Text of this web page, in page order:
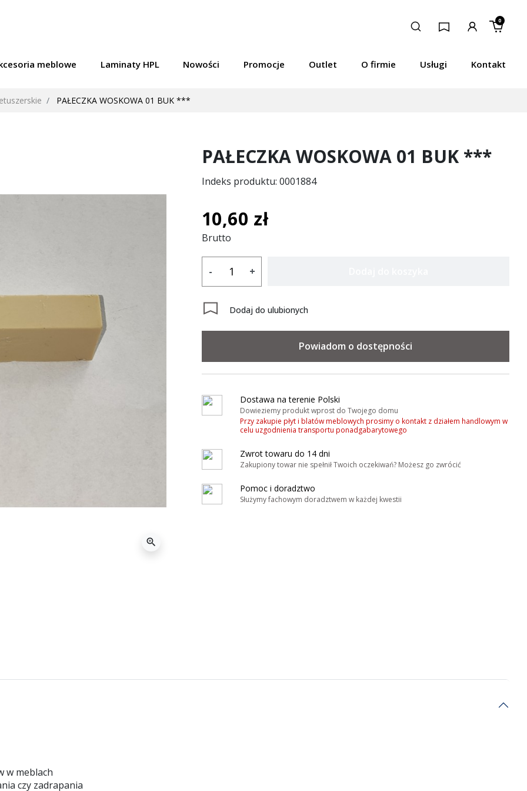
meblowe Laminaty HPL Nowości Promocje Outlet O firmie Usługi Kontakt
0
PAŁECZKA WOSKOWA 01 BUK ***
zoom_in
PAŁECZKA WOSKOWA 01 BUK ***
Indeks produktu: 0001884
10,60 zł
Brutto
- +
Dodaj do ulubionych
Powiadom o dostępności
Dostawa na terenie Polski
Dowieziemy produkt wprost do Twojego domu
Przy zakupie płyt i blatów meblowych prosimy o kontakt z działem handlowym w
celu uzgodnienia transportu ponadgabarytowego
Zwrot towaru do 14 dni
Zakupiony towar nie spełnił Twoich oczekiwań? Możesz go zwrócić
Pomoc i doradztwo
Służymy fachowym doradztwem w każdej kwestii
w meblach
czy zadrapania